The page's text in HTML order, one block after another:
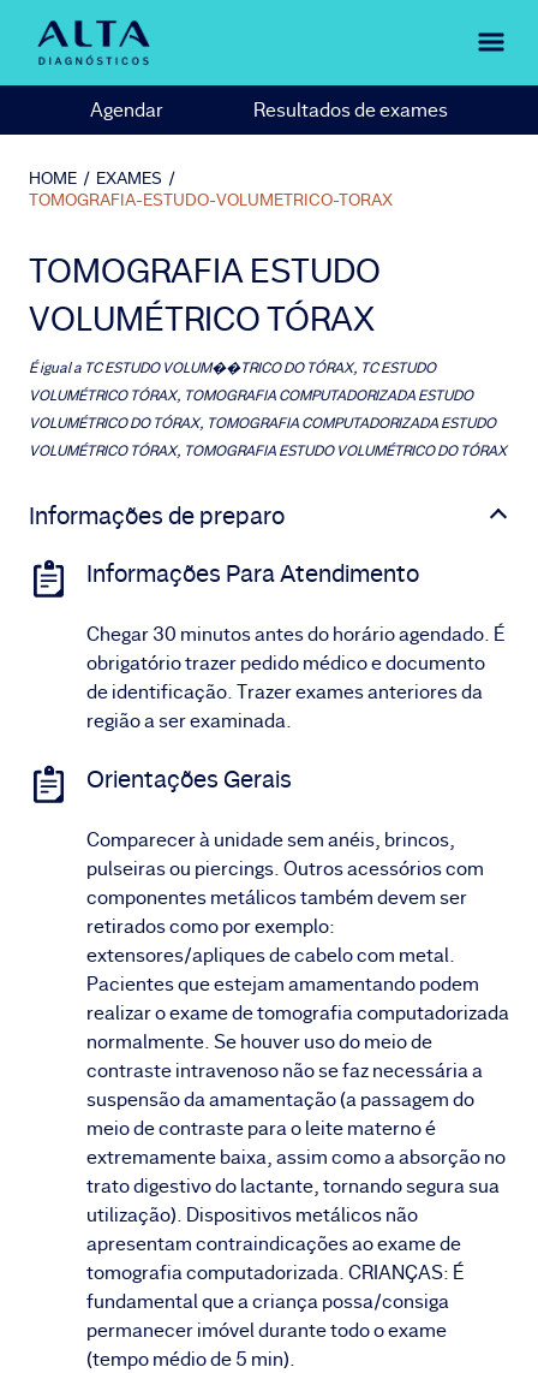
Agendar Resultados de exames
HOME / EXAMES /
TOMOGRAFIA-ESTUDO-VOLUMETRICO-TORAX
TOMOGRAFIA ESTUDO
VOLUMÉTRICO TÓRAX
É igual a TC ESTUDO VOLUM��TRICO DO TÓRAX, TC ESTUDO
VOLUMÉTRICO TÓRAX, TOMOGRAFIA COMPUTADORIZADA ESTUDO
VOLUMÉTRICO DO TÓRAX, TOMOGRAFIA COMPUTADORIZADA ESTUDO
VOLUMÉTRICO TÓRAX, TOMOGRAFIA ESTUDO VOLUMÉTRICO DO TÓRAX
Informações de preparo
Informações Para Atendimento
Chegar 30 minutos antes do horário agendado. É
obrigatório trazer pedido médico e documento
de identificação. Trazer exames anteriores da
região a ser examinada.
Orientações Gerais
Comparecer à unidade sem anéis, brincos,
pulseiras ou piercings. Outros acessórios com
componentes metálicos também devem ser
retirados como por exemplo:
extensores/apliques de cabelo com metal.
Pacientes que estejam amamentando podem
realizar o exame de tomografia computadorizada
normalmente. Se houver uso do meio de
contraste intravenoso não se faz necessária a
suspensão da amamentação (a passagem do
meio de contraste para o leite materno é
extremamente baixa, assim como a absorção no
trato digestivo do lactante, tornando segura sua
utilização). Dispositivos metálicos não
apresentam contraindicações ao exame de
tomografia computadorizada. CRIANÇAS: É
fundamental que a criança possa/consiga
permanecer imóvel durante todo o exame
(tempo médio de 5 min).